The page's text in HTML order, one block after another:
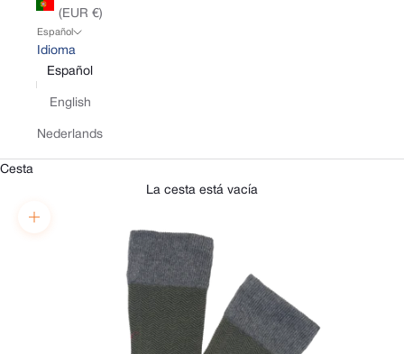
(EUR €)
Español
Idioma
Español
English
Nederlands
Cesta
La cesta está vacía